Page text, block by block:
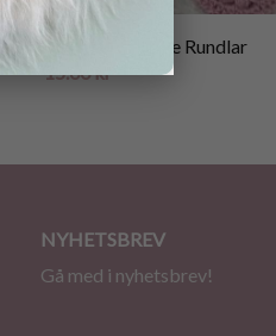
Mönster virkade Rundlar
15.00kr
NYHETSBREV
Gå med i nyhetsbrev!